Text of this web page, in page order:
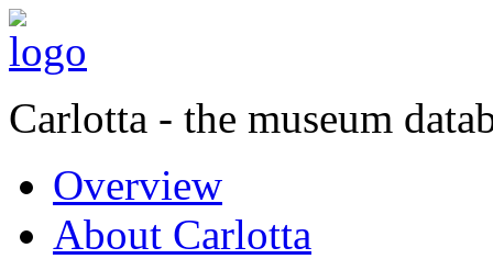
Carlotta - the museum
Overview
About Carlotta